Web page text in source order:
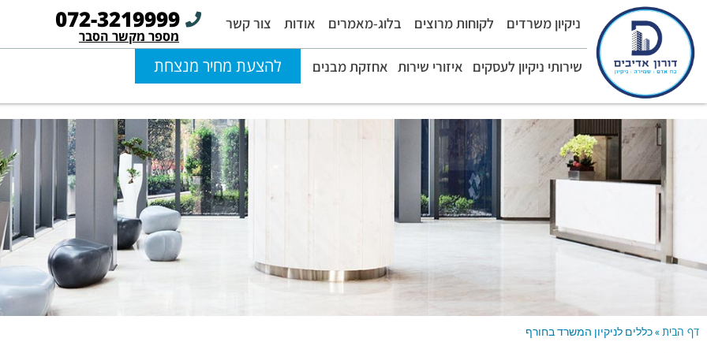
ניקיון משרדים לקוחות מרוצים בלוג-מאמרים אודות צור קשר 072-3219999
מספר מקשר הסבר
שירותי ניקיון לעסקים איזורי שירות אחזקת מבנים להצעת מחיר מנצחת
דף הבית»כללים לניקיון המשרד בחורף